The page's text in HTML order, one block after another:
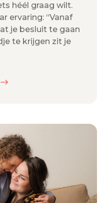
héél graag wilt.
ervaring: “Vanaf
je besluit te gaan
te krijgen zit je